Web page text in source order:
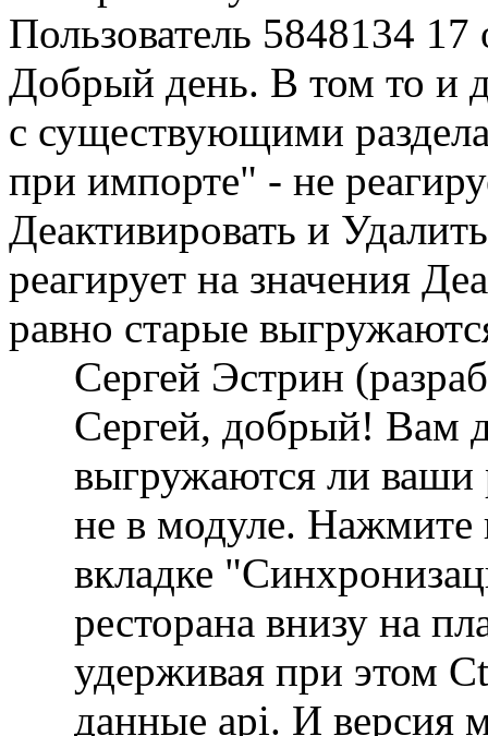
Пользователь 5848134 17
Добрый день. В том то и
с существующими
при импорте" - не
Деактивировать и
реагирует на значения
равно старые
Сергей Эстрин
Сергей, добрый! Вам
выгружаются ли ваши
не в модуле. Нажмите
вкладке
ресторана внизу на
удерживая при этом
данные api. И версия